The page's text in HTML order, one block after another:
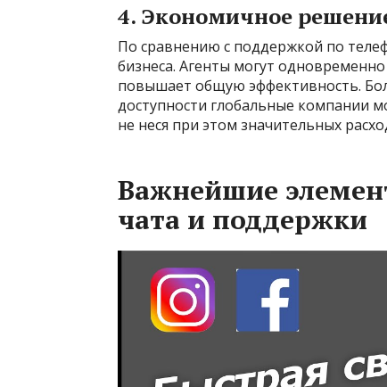
4. Экономичное
По сравнению с поддержкой по
бизнеса. Агенты могут
повышает общую эффективность.
доступности глобальные компании
не неся при этом значительных
Важнейшие
чата и поддержки